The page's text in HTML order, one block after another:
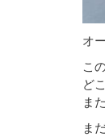
オ
こ
ど
ま
ま